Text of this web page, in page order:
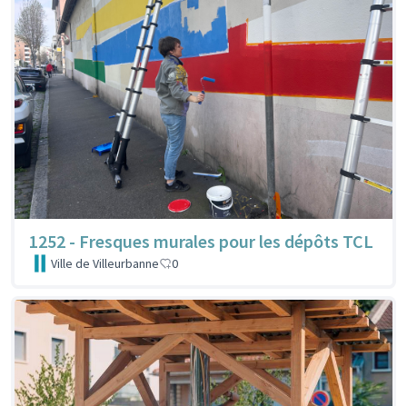
1252 - Fresques murales pour les dépôts TCL
Ville de Villeurbanne 0